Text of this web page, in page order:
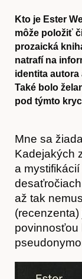
Kto je Ester
môže položiť
prozaická
natrafí na
identita autora
Také bolo
pod týmto
Mne sa
Kadejakých
a
až tak
povinnosťou